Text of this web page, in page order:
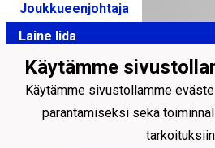
Joukkueenjohtaja
Laine Iida
Käytämme
Käytämme sivustollamme
parantamiseksi sekä